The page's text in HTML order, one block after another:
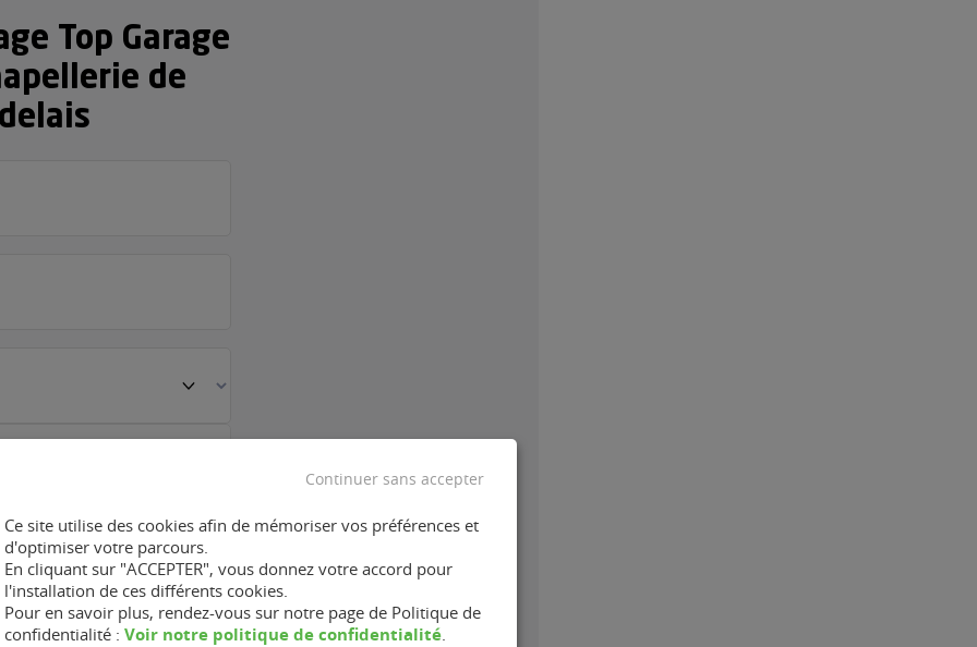
Top Garage
de
Ce site utilise des cookies afin de mémoriser vos préférences et
d'optimiser votre parcours.
En cliquant sur "ACCEPTER", vous donnez votre accord pour
l'installation de ces différents cookies.
Pour en savoir plus, rendez-vous sur notre page de Politique de
confidentialité : Voir notre politique de confidentialité
Continuer sans accepter